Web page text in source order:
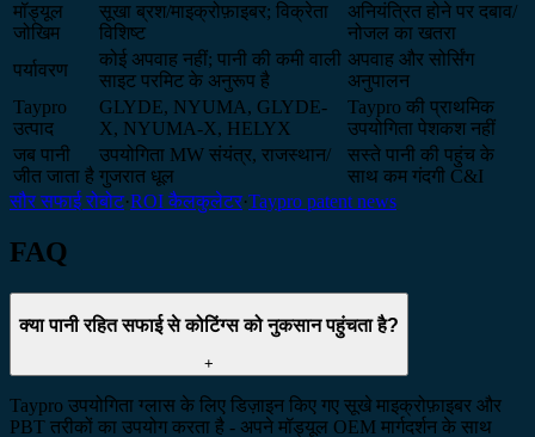
मॉड्यूल
जोखिम
सूखा ब्रश/माइक्रोफ़ाइबर; विक्रेता
विशिष्ट
अनियंत्रित होने पर दबाव/
नोजल का खतरा
पर्यावरण
कोई अपवाह नहीं; पानी की कमी वाली
साइट परमिट के अनुरूप है
अपवाह और सोर्सिंग
अनुपालन
Taypro
उत्पाद
GLYDE, NYUMA, GLYDE-
X, NYUMA-X, HELYX
Taypro की प्राथमिक
उपयोगिता पेशकश नहीं
जब पानी
जीत जाता है
उपयोगिता MW संयंत्र, राजस्थान/
गुजरात धूल
सस्ते पानी की पहुंच के
साथ कम गंदगी C&I
सौर सफाई रोबोट·ROI कैलकुलेटर·Taypro patent news
FAQ
क्या पानी रहित सफाई से कोटिंग्स को नुकसान पहुंचता है?
+
Taypro उपयोगिता ग्लास के लिए डिज़ाइन किए गए सूखे माइक्रोफ़ाइबर और
PBT तरीकों का उपयोग करता है - अपने मॉड्यूल OEM मार्गदर्शन के साथ